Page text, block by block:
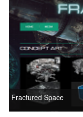
Fractured Space